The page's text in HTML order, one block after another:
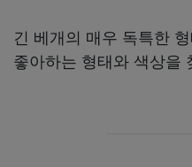
긴 베개의 매우 독특한
좋아하는 형태와 색상을